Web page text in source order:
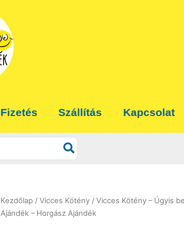
Fizetés Szállítás Kapcsolat
Kezdőlap / Vicces Kötény / Vicces Kötény – Úgyis
Ajándék – Horgász Ajándék